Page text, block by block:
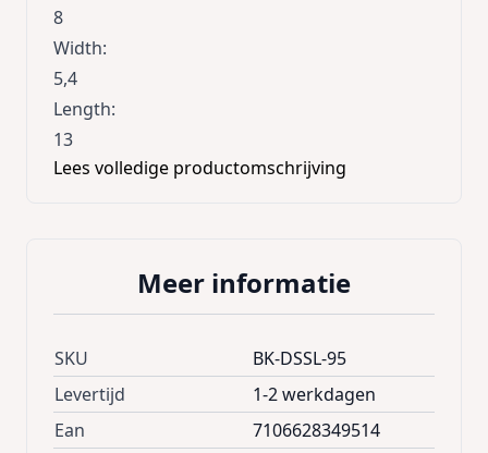
8
Width:
5,4
Length:
13
Lees volledige productomschrijving
Meer informatie
SKU
BK-DSSL-95
Levertijd
1-2 werkdagen
Ean
7106628349514